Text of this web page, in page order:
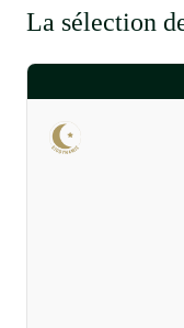
La sélection